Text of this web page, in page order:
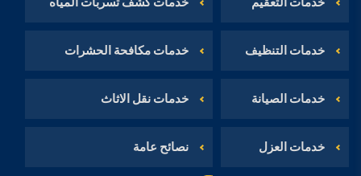
خدمات التنظيف
خدمات الصيانة
خدمات العزل
خدمات مكافحة الحشرات
خدمات نقل الاثاث
نصائح عامة